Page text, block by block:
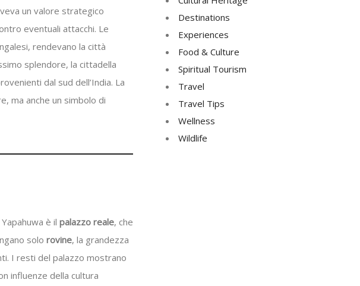
un valore strategico
eventuali attacchi. Le
rendevano la città
splendore, la cittadella
dal sud dell’India. La
ma anche un simbolo di
è il palazzo reale, che
solo rovine, la grandezza
I resti del palazzo mostrano
influenze della cultura
Destinations
Experiences
Food & Culture
Spiritual Tourism
Travel
Travel Tips
Wellness
Wildlife